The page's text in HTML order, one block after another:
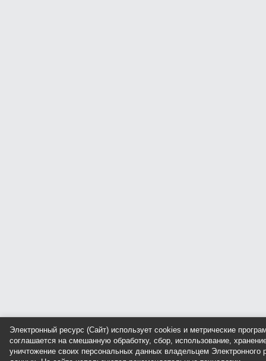
Электронный ресурс (Сайт) использует cookies и метрические
соглашается на смешанную обработку, сбор, использование,
уничтожение своих персональных данных владельцем Электронного